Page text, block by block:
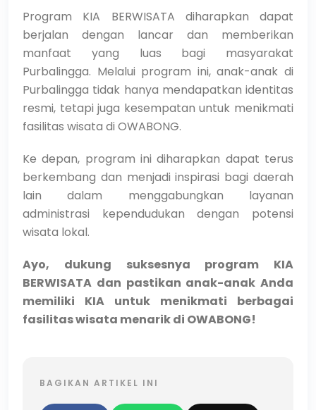
Program KIA BERWISATA diharapkan dapat
berjalan dengan lancar dan memberikan
manfaat yang luas bagi masyarakat
Purbalingga. Melalui program ini, anak-anak di
Purbalingga tidak hanya mendapatkan identitas
resmi, tetapi juga kesempatan untuk menikmati
fasilitas wisata di OWABONG.
Ke depan, program ini diharapkan dapat terus
berkembang dan menjadi inspirasi bagi daerah
lain dalam menggabungkan layanan
administrasi kependudukan dengan potensi
wisata lokal.
Ayo, dukung suksesnya program KIA
BERWISATA dan pastikan anak-anak Anda
memiliki KIA untuk menikmati berbagai
fasilitas wisata menarik di OWABONG!
BAGIKAN ARTIKEL INI